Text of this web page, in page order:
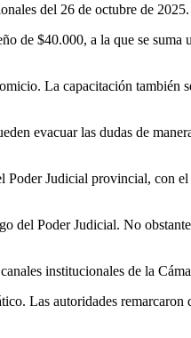
del 26 de octubre de 2025.
de $40.000, a la que se suma
La capacitación también
evacuar las dudas de
Poder Judicial provincial, con
del Poder Judicial. No
institucionales de la
Las autoridades remarcaron